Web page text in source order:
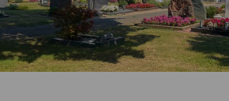
SERVICES
Dokumente